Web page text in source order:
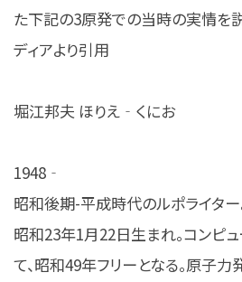
た下記の3原発での当時の実情を説明
ディアより引用
堀江邦夫 ほりえ‐くにお
1948‐
昭和後期-平成時代のルポライター
昭和23年1月22日生まれ。コンピ
て、昭和49年フリーとなる。原子